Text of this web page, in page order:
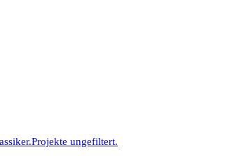
Projekte ungefiltert.